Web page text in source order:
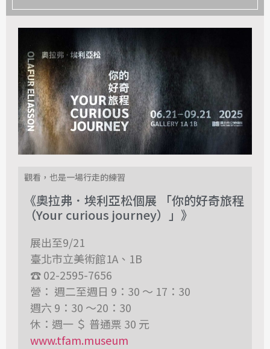
觀看，也是一場行走的練習
《奧拉弗．埃利亞松個展 「你的好奇旅程
（Your curious journey）」》
展出至9/21
臺北市立美術館1A、1B
☎ 02-2595-7656
營： 週二至週日 9：30 ～ 17：30
週六 9：30 ～20：30
休：週一 ＄ 普通票 30 元
www.tfam.museum